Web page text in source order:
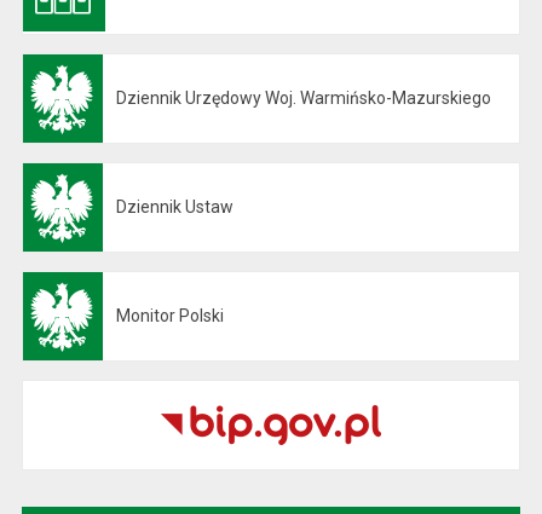
Dziennik Urzędowy Woj. Warmińsko-Mazurskiego
Dziennik Ustaw
Monitor Polski